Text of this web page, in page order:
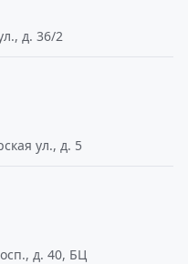
д. 36/2
ул., д. 5
д. 40, БЦ